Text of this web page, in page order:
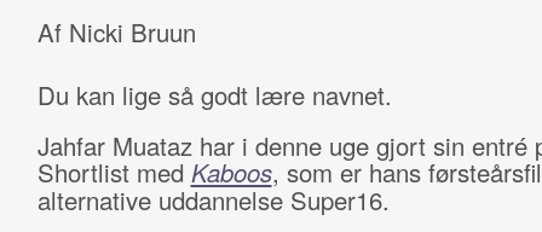
Af Nicki Bruun
Du kan lige så godt lære navnet.
Jahfar Muataz har i denne uge gjort sin entré
Shortlist med Kaboos, som er hans
alternative uddannelse Super16.